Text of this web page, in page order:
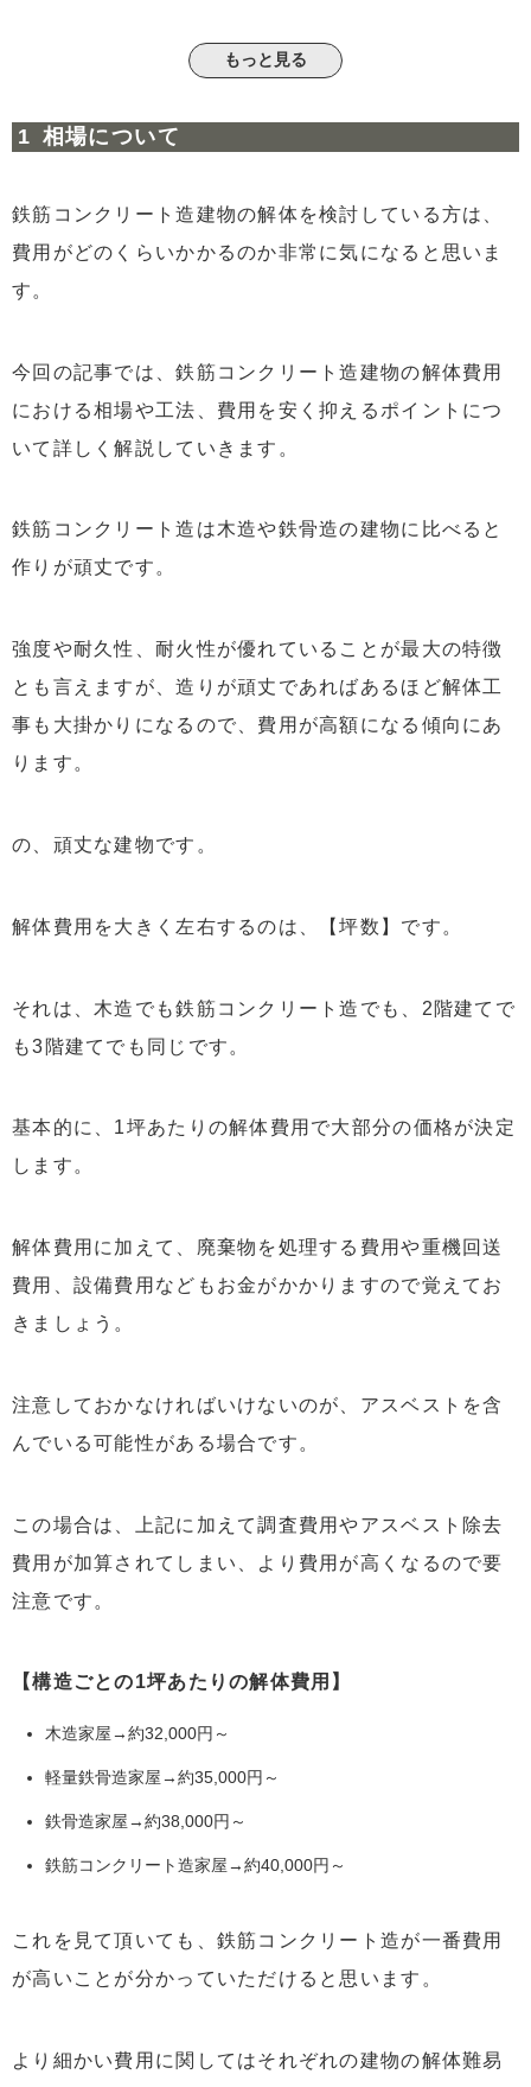
建築物にアスベストを含んでいる場合
3.3残置物を処理しなくてはいけない場合
4費用を抑えるポイント
4.1できるだけ残置物は自分で処理する
5まとめ
もっと見る
相場について
鉄筋コンクリート造建物の解体を検討している方は、
費用がどのくらいかかるのか非常に気になると思いま
す。
今回の記事では、鉄筋コンクリート造建物の解体費用
における相場や工法、費用を安く抑えるポイントにつ
いて詳しく解説していきます。
鉄筋コンクリート造は木造や鉄骨造の建物に比べると
作りが頑丈です。
強度や耐久性、耐火性が優れていることが最大の特徴
とも言えますが、造りが頑丈であればあるほど解体工
事も大掛かりになるので、費用が高額になる傾向にあ
ります。
の、頑丈な建物です。
解体費用を大きく左右するのは、【坪数】です。
それは、木造でも鉄筋コンクリート造でも、2階建てで
も3階建てでも同じです。
基本的に、1坪あたりの解体費用で大部分の価格が決定
します。
解体費用に加えて、廃棄物を処理する費用や重機回送
費用、設備費用などもお金がかかりますので覚えてお
きましょう。
注意しておかなければいけないのが、アスベストを含
んでいる可能性がある場合です。
この場合は、上記に加えて調査費用やアスベスト除去
費用が加算されてしまい、より費用が高くなるので要
注意です。
【構造ごとの1坪あたりの解体費用】
木造家屋→約32,000円～
軽量鉄骨造家屋→約35,000円～
鉄骨造家屋→約38,000円～
鉄筋コンクリート造家屋→約40,000円～
これを見て頂いても、鉄筋コンクリート造が一番費用
が高いことが分かっていただけると思います。
より細かい費用に関してはそれぞれの建物の解体難易